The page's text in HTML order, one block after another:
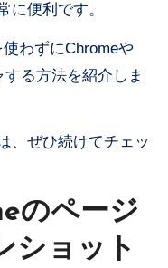
に便利です。
わずにChromeや
る方法を紹介しま
、ぜひ続けてチェッ
のページ
ショット